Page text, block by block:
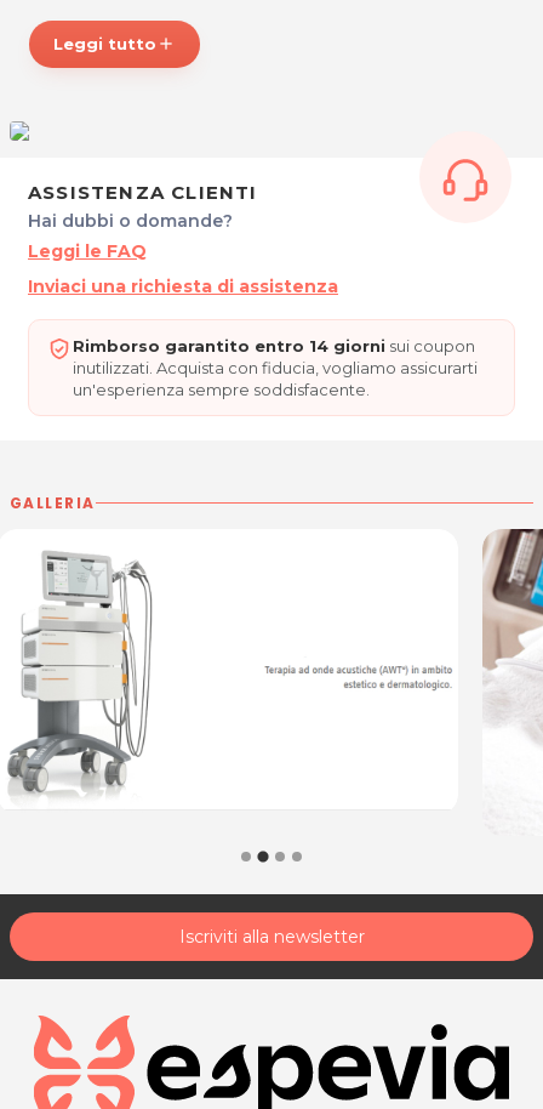
Tel. 040773996
Leggi tutto add
ASSISTENZA CLIENTI
Hai dubbi o domande?
Leggi le FAQ
Inviaci una richiesta di assistenza
Rimborso garantito entro 14 giorni sui coupon
inutilizzati. Acquista con fiducia, vogliamo assicurarti
un'esperienza sempre soddisfacente.
GALLERIA
Iscriviti alla newsletter